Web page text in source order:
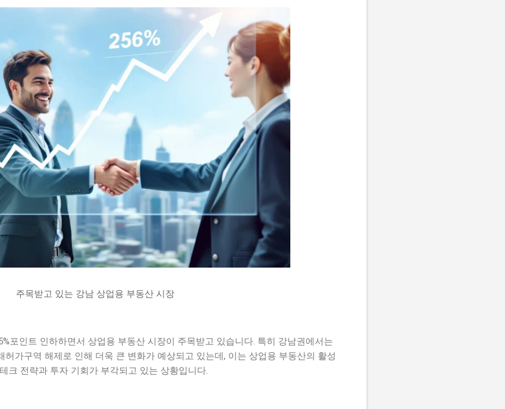
도 실용적인 면이 결합된 공간으로, 이곳에서의 생활은 그녀에게 편안하고 여유로
어 ...
주목받고 있는 강남 상업용 부동산 시장
포인트 인하하면서 상업용 부동산 시장이 주목받고 있습니다. 특히 강남권에서는
가구역 해제로 인해 더욱 큰 변화가 예상되고 있는데, 이는 상업용 부동산의 활성
크 전략과 투자 기회가 부각되고 있는 상황입니다.